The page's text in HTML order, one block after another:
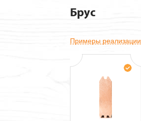
Брус
Примеры реализации